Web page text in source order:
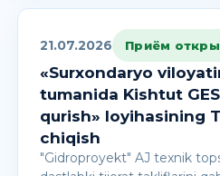
21.07.2026 Приём
«Surxondaryo
tumanida Kishtut
qurish» loyihasining
chiqish
"Gidroproyekt" AJ texnik